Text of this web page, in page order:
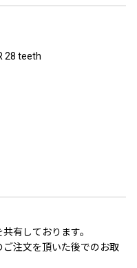
28 teeth
有しております。
注文を頂いた後でのお取